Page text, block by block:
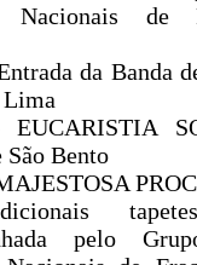
Nacionais de
da Banda
Lima
São Bento
pelo